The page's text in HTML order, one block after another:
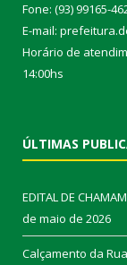
Fone: (93) 99165-
E-mail:
Horário de
14:00hs
ÚLTIMAS
EDITAL DE
de maio de 2026
Calçamento da